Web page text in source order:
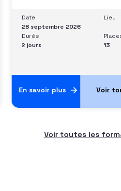
disponibles• Mobiliser la
les parties prenantes•
argumentaire
parcours
Date
28 septembre 2026
Lieu
Durée
2 jours
13
En savoir plus
Voir toutes les